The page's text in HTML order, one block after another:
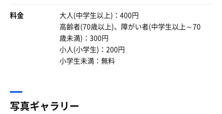
料金
大人(中学生以上)：400円
高齢者(70歳以上)、障がい者(中学生以上～70
歳未満)：300円
小人(小学生)：200円
小学生未満：無料
写真ギャラリー